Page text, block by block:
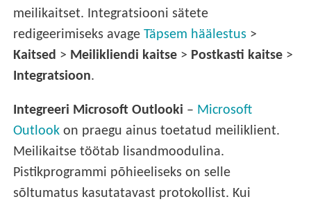
meilikaitset. Integratsiooni sätete
redigeerimiseks avageTäpsem häälestus >
Kaitsed > Meilikliendi kaitse > Postkasti kaitse >
Integratsioon.
Integreeri Microsoft Outlooki – Microsoft
Outlook on praegu ainus toetatud meiliklient.
Meilikaitse töötab lisandmoodulina.
Pistikprogrammi põhieeliseks on selle
sõltumatus kasutatavast protokollist. Kui